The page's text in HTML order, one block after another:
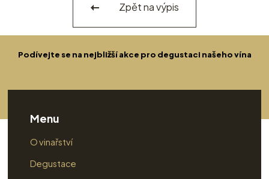
Zpět na výpis
Podívejte se na nejbližší akce pro degustaci našeho vína
Menu
O vinařství
Degustace